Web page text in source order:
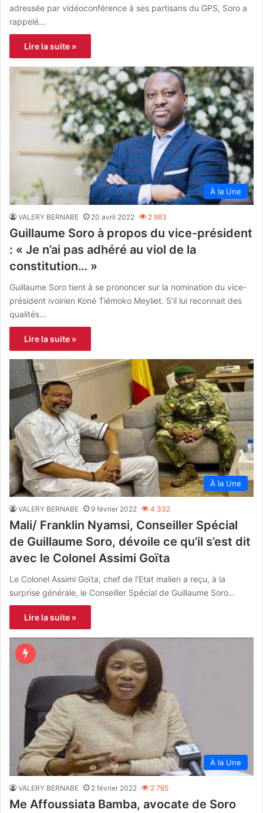
adressée par vidéoconférence à ses partisans du GPS, Soro a
rappelé…
Lire la suite »
À la Une
VALERY BERNABE 20 avril 2022 2 983
Guillaume Soro à propos du vice-président
: « Je n’ai pas adhéré au viol de la
constitution… »
Guillaume Soro tient à se prononcer sur la nomination du vice-
président ivoirien Koné Tiémoko Meyliet. S’il lui reconnait des
qualités…
Lire la suite »
À la Une
VALERY BERNABE 9 février 2022 4 332
Mali/ Franklin Nyamsi, Conseiller Spécial
de Guillaume Soro, dévoile ce qu’il s’est dit
avec le Colonel Assimi Goïta
Le Colonel Assimi Goïta, chef de l’Etat malien a reçu, à la
surprise générale, le Conseiller Spécial de Guillaume Soro…
Lire la suite »
À la Une
VALERY BERNABE 2 février 2022 2 765
Me Affoussiata Bamba, avocate de Soro